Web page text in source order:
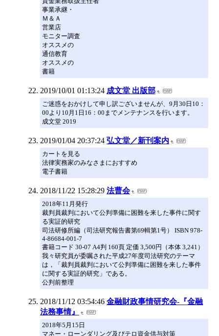
事業承継・
Ｍ＆Ａ
営業店
モニター調査
オススメの
通信教育
オススメの
書籍
2019/10/01 01:13:24 成文堂 出版部
ご迷惑をおかけして申し訳ございませんが、9月30日10：
00より10月1日16：00までメンテナンスを行います。
成文堂 2019
2019/01/04 20:37:24 弘文堂／新刊案内
カートを見る
法律実務家のみなさまにおすすめ
電子書籍
2018/11/22 15:28:29 法曹会
2018年11月発行
裁判員裁判において公判準備に困難を来した事件に関す
る実証的研究
司法研修所編（司法研究報告書第69輯第1号） ISBN 978-
4-86684-001-7
書籍コード 30-07 A4判 160頁 定価 3,500円（本体 3,241）
我々研究員が委嘱された平成27年度司法研究のテーマ
は，「裁判員裁判において公判準備に困難を来した事件
に関する実証的研究」である。
公判前整理
2018/11/12 03:54:46 金融財政事情研究会-『金融
法務事情』
2018年5月15日
マネー・ローンダリング及びテロ資金供与対策